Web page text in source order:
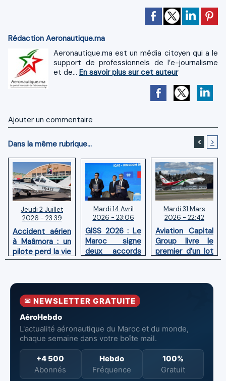
Rédaction Aeronautique.ma
Aeronautique.ma est un média citoyen qui a le
support de professionnels de l’e-journalisme
et de... En savoir plus sur cet auteur
Ajouter un commentaire
Dans la même rubrique... < >
Jeudi 2 Juillet
2026 - 23:39
Accident aérien
à Maâmora : un
pilote perd la vie
en combat
incendie
Mardi 14 Avril
2026 - 23:06
GISS 2026 : Le
Maroc signe
deux accords
avec l'OACI
la surveillance
aériennes.
Mardi 31 Mars
2026 - 22:42
Aviation Capital
Group livre le
premier d’un lot
de six Boeing
neufs à Royal Air
✉ NEWSLETTER GRATUITE
AéroHebdo
L'actualité aéronautique du Maroc et du monde,
chaque semaine dans votre boîte mail.
+4 500
Abonnés
Hebdo
Fréquence
100%
Gratuit